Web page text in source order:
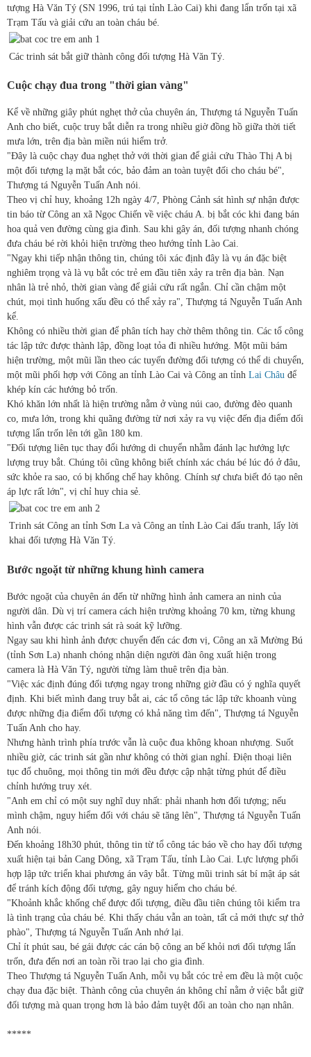
tượng Hà Văn Tý (SN 1996, trú tại tỉnh Lào Cai) khi đang lẩn trốn tại xã
Trạm Tấu và giải cứu an toàn cháu bé.
Các trinh sát bắt giữ thành công đối tượng Hà Văn Tý.
Cuộc chạy đua trong "thời gian vàng"
Kể về những giây phút nghẹt thở của chuyên án, Thượng tá Nguyễn Tuấn
Anh cho biết, cuộc truy bắt diễn ra trong nhiều giờ đồng hồ giữa thời tiết
mưa lớn, trên địa bàn miền núi hiểm trở.
"Đây là cuộc chạy đua nghẹt thở với thời gian để giải cứu Thào Thị A bị
một đối tượng lạ mặt bắt cóc, bảo đảm an toàn tuyệt đối cho cháu bé",
Thượng tá Nguyễn Tuấn Anh nói.
Theo vị chỉ huy, khoảng 12h ngày 4/7, Phòng Cảnh sát hình sự nhận được
tin báo từ Công an xã Ngọc Chiến về việc cháu A. bị bắt cóc khi đang bán
hoa quả ven đường cùng gia đình. Sau khi gây án, đối tượng nhanh chóng
đưa cháu bé rời khỏi hiện trường theo hướng tỉnh Lào Cai.
"Ngay khi tiếp nhận thông tin, chúng tôi xác định đây là vụ án đặc biệt
nghiêm trọng và là vụ bắt cóc trẻ em đầu tiên xảy ra trên địa bàn. Nạn
nhân là trẻ nhỏ, thời gian vàng để giải cứu rất ngắn. Chỉ cần chậm một
chút, mọi tình huống xấu đều có thể xảy ra", Thượng tá Nguyễn Tuấn Anh
kể.
Không có nhiều thời gian để phân tích hay chờ thêm thông tin. Các tổ công
tác lập tức được thành lập, đồng loạt tỏa đi nhiều hướng. Một mũi bám
hiện trường, một mũi lần theo các tuyến đường đối tượng có thể di chuyển,
một mũi phối hợp với Công an tỉnh Lào Cai và Công an tỉnh Lai Châu để
khép kín các hướng bỏ trốn.
Khó khăn lớn nhất là hiện trường nằm ở vùng núi cao, đường đèo quanh
co, mưa lớn, trong khi quãng đường từ nơi xảy ra vụ việc đến địa điểm đối
tượng lẩn trốn lên tới gần 180 km.
"Đối tượng liên tục thay đổi hướng di chuyển nhằm đánh lạc hướng lực
lượng truy bắt. Chúng tôi cũng không biết chính xác cháu bé lúc đó ở đâu,
sức khỏe ra sao, có bị khống chế hay không. Chính sự chưa biết đó tạo nên
áp lực rất lớn", vị chỉ huy chia sẻ.
Trinh sát Công an tỉnh Sơn La và Công an tỉnh Lào Cai đấu tranh, lấy lời
khai đối tượng Hà Văn Tý.
Bước ngoặt từ những khung hình camera
Bước ngoặt của chuyên án đến từ những hình ảnh camera an ninh của
người dân. Dù vị trí camera cách hiện trường khoảng 70 km, từng khung
hình vẫn được các trinh sát rà soát kỹ lưỡng.
Ngay sau khi hình ảnh được chuyển đến các đơn vị, Công an xã Mường Bú
(tỉnh Sơn La) nhanh chóng nhận diện người đàn ông xuất hiện trong
camera là Hà Văn Tý, người từng làm thuê trên địa bàn.
"Việc xác định đúng đối tượng ngay trong những giờ đầu có ý nghĩa quyết
định. Khi biết mình đang truy bắt ai, các tổ công tác lập tức khoanh vùng
được những địa điểm đối tượng có khả năng tìm đến", Thượng tá Nguyễn
Tuấn Anh cho hay.
Nhưng hành trình phía trước vẫn là cuộc đua không khoan nhượng. Suốt
nhiều giờ, các trinh sát gần như không có thời gian nghỉ. Điện thoại liên
tục đổ chuông, mọi thông tin mới đều được cập nhật từng phút để điều
chỉnh hướng truy xét.
"Anh em chỉ có một suy nghĩ duy nhất: phải nhanh hơn đối tượng; nếu
mình chậm, nguy hiểm đối với cháu sẽ tăng lên", Thượng tá Nguyễn Tuấn
Anh nói.
Đến khoảng 18h30 phút, thông tin từ tổ công tác báo về cho hay đối tượng
xuất hiện tại bản Cang Dông, xã Trạm Tấu, tỉnh Lào Cai. Lực lượng phối
hợp lập tức triển khai phương án vây bắt. Từng mũi trinh sát bí mật áp sát
để tránh kích động đối tượng, gây nguy hiểm cho cháu bé.
"Khoảnh khắc khống chế được đối tượng, điều đầu tiên chúng tôi kiểm tra
là tình trạng của cháu bé. Khi thấy cháu vẫn an toàn, tất cả mới thực sự thở
phào", Thượng tá Nguyễn Tuấn Anh nhớ lại.
Chỉ ít phút sau, bé gái được các cán bộ công an bế khỏi nơi đối tượng lẩn
trốn, đưa đến nơi an toàn rồi trao lại cho gia đình.
Theo Thượng tá Nguyễn Tuấn Anh, mỗi vụ bắt cóc trẻ em đều là một cuộc
chạy đua đặc biệt. Thành công của chuyên án không chỉ nằm ở việc bắt giữ
đối tượng mà quan trọng hơn là bảo đảm tuyệt đối an toàn cho nạn nhân.
*****